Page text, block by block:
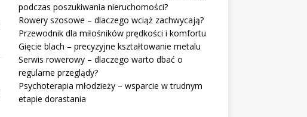
podczas poszukiwania nieruchomości?
Rowery szosowe – dlaczego wciąż zachwycają?
Przewodnik dla miłośników prędkości i komfortu
Gięcie blach – precyzyjne kształtowanie metalu
Serwis rowerowy – dlaczego warto dbać o
regularne przeglądy?
Psychoterapia młodzieży – wsparcie w trudnym
etapie dorastania